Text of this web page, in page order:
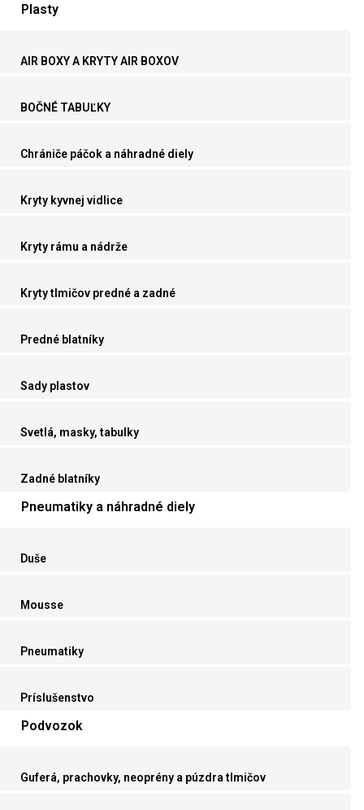
Plasty
AIR BOXY A KRYTY AIR BOXOV
BOČNÉ TABUĽKY
Chrániče páčok a náhradné diely
Kryty kyvnej vidlice
Kryty rámu a nádrže
Kryty tlmičov predné a zadné
Predné blatníky
Sady plastov
Svetlá, masky, tabulky
Zadné blatníky
Pneumatiky a náhradné diely
Duše
Mousse
Pneumatiky
Príslušenstvo
Podvozok
Guferá, prachovky, neoprény a púzdra tlmičov